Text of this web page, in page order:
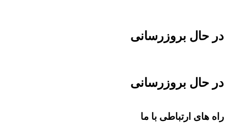
در حال بروزرسانی
در حال بروزرسانی
راه های ارتباطی با ما